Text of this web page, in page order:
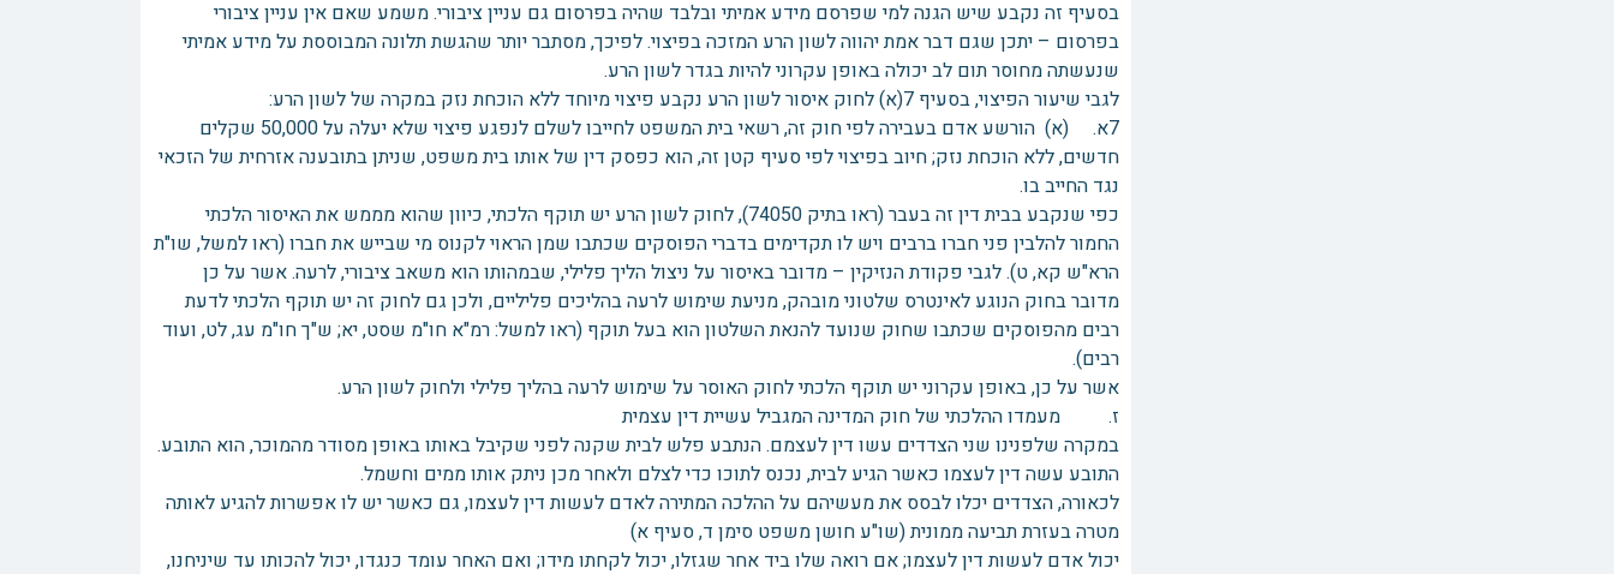
בסעיף זה נקבע שיש הגנה למי שפרסם מידע אמיתי ובלבד שהיה בפרסום גם עניין ציבורי. משמע שאם אין עניין ציבורי
בפרסום – יתכן שגם דבר אמת יהווה לשון הרע המזכה בפיצוי. לפיכך, מסתבר יותר שהגשת תלונה המבוססת על מידע אמיתי
שנעשתה מחוסר תום לב יכולה באופן עקרוני להיות בגדר לשון הרע.
לגבי שיעור הפיצוי, בסעיף 7(א) לחוק איסור לשון הרע נקבע פיצוי מיוחד ללא הוכחת נזק במקרה של לשון הרע:
7א. (א) הורשע אדם בעבירה לפי חוק זה, רשאי בית המשפט לחייבו לשלם לנפגע פיצוי שלא יעלה על 50,000 שקלים
חדשים, ללא הוכחת נזק; חיוב בפיצוי לפי סעיף קטן זה, הוא כפסק דין של אותו בית משפט, שניתן בתובענה אזרחית של הזכאי
נגד החייב בו.
כפי שנקבע בבית דין זה בעבר (ראו בתיק 74050), לחוק לשון הרע יש תוקף הלכתי, כיוון שהוא מממש את האיסור הלכתי
החמור להלבין פני חברו ברבים ויש לו תקדימים בדברי הפוסקים שכתבו שמן הראוי לקנוס מי שבייש את חברו (ראו למשל, שו"ת
הרא"ש קא, ט). לגבי פקודת הנזיקין – מדובר באיסור על ניצול הליך פלילי, שבמהותו הוא משאב ציבורי, לרעה. אשר על כן
מדובר בחוק הנוגע לאינטרס שלטוני מובהק, מניעת שימוש לרעה בהליכים פליליים, ולכן גם לחוק זה יש תוקף הלכתי לדעת
רבים מהפוסקים שכתבו שחוק שנועד להנאת השלטון הוא בעל תוקף (ראו למשל: רמ"א חו"מ שסט, יא; ש"ך חו"מ עג, לט, ועוד
רבים).
אשר על כן, באופן עקרוני יש תוקף הלכתי לחוק האוסר על שימוש לרעה בהליך פלילי ולחוק לשון הרע.
ז. מעמדו ההלכתי של חוק המדינה המגביל עשיית דין עצמית
במקרה שלפנינו שני הצדדים עשו דין לעצמם. הנתבע פלש לבית שקנה לפני שקיבל באותו באופן מסודר מהמוכר, הוא התובע.
התובע עשה דין לעצמו כאשר הגיע לבית, נכנס לתוכו כדי לצלם ולאחר מכן ניתק אותו ממים וחשמל.
לכאורה, הצדדים יכלו לבסס את מעשיהם על ההלכה המתירה לאדם לעשות דין לעצמו, גם כאשר יש לו אפשרות להגיע לאותה
מטרה בעזרת תביעה ממונית (שו"ע חושן משפט סימן ד, סעיף א)
יכול אדם לעשות דין לעצמו; אם רואה שלו ביד אחר שגזלו, יכול לקחתו מידו; ואם האחר עומד כנגדו, יכול להכותו עד שיניחנו,